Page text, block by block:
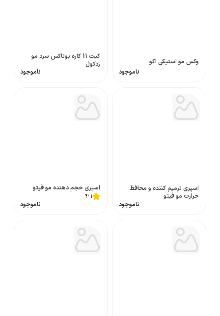
وکس مو استیکی اکو
ناموجود
کیت 11 کاره بوتاکس سرد مو
زدکول
ناموجود
اسپری ترمیم کننده و محافظ
حرارت مو فیتو
ناموجود
اسپری حجم دهنده مو فیتو
4.1
ناموجود